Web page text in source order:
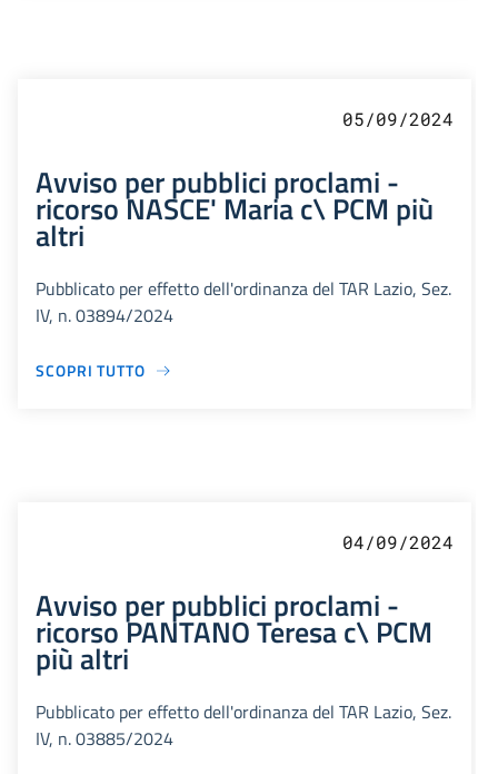
05/09/2024
Avviso per pubblici proclami -
ricorso NASCE' Maria c\ PCM più
altri
Pubblicato per effetto dell'ordinanza del TAR Lazio, Sez.
IV, n. 03894/2024
SCOPRI TUTTO
04/09/2024
Avviso per pubblici proclami -
ricorso PANTANO Teresa c\ PCM
più altri
Pubblicato per effetto dell'ordinanza del TAR Lazio, Sez.
IV, n. 03885/2024